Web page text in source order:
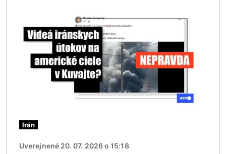
Irán
Uverejnené 20. 07. 2026 o 15:18